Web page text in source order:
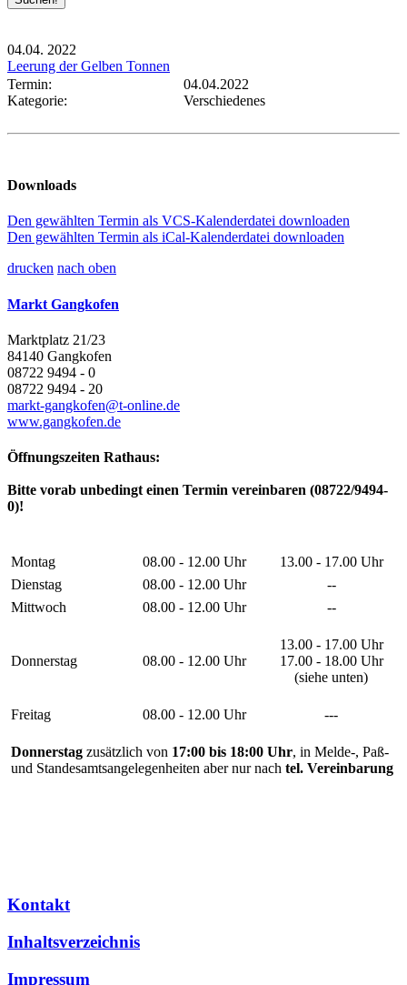
04.04. 2022
Leerung der Gelben Tonnen
Termin:
04.04.2022
Kategorie:
Verschiedenes
Downloads
Den gewählten Termin als VCS-Kalenderdatei downloaden
Den gewählten Termin als iCal-Kalenderdatei downloaden
drucken nach oben
Markt Gangkofen
Marktplatz 21/23
84140 Gangkofen
08722 9494 - 0
08722 9494 - 20
markt-gangkofen@t-online.de
www.gangkofen.de
Öffnungszeiten Rathaus:
Bitte vorab unbedingt einen Termin vereinbaren (08722/9494-
0)!
Montag 08.00 - 12.00 Uhr
13.00 - 17.00 Uhr
Dienstag
08.00 - 12.00 Uhr
--
Mittwoch
08.00 - 12.00 Uhr --
Donnerstag 08.00 - 12.00 Uhr
13.00 - 17.00 Uhr
17.00 - 18.00 Uhr
(siehe unten)
Freitag 08.00 - 12.00 Uhr ---
Donnerstag zusätzlich von 17:00 bis 18:00 Uhr, in Melde-, Paß-
und Standesamtsangelegenheiten aber nur nach tel. Vereinbarung
Kontakt
Inhaltsverzeichnis
Impressum